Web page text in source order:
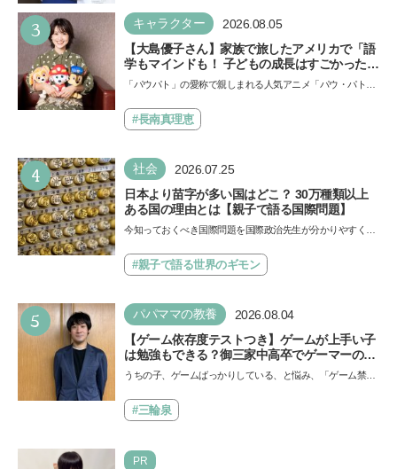
い…
3 キャラクター 2026.08.05
【大島優子さん】家族で旅したアメリカで「語
学もマインドも！ 子どもの成長はすごかった」
声優をつとめた映画『パウ・パトロール ザ・ダ
できると子どもに知ってほしい
「パウパト」の愛称で親しまれる人気アニメ「パウ・パトロ
ザ…
#長南真理恵
4 社会 2026.07.25
日本より苗字が多い国はどこ？ 30万種類以上
ある国の理由とは【親子で語る国際問題】
今知っておくべき国際問題を国際政治先生が分かりやすく解
類…
#親子で語る世界のギモン
5 パパママの教養 2026.08.04
【ゲーム依存度テストつき】ゲームが上手い子
は勉強もできる？御三家中高卒でゲーマーの医
師・阿部智史さんが教えるゲームしながら受験
うちの子、ゲームばっかりしている、と悩み、「ゲーム禁
も…
#三輪泉
PR